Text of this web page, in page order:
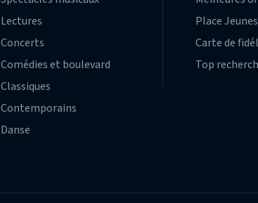
Lectures
Concerts
Comédies et boulevard
Classiques
Contemporains
Danse
Place Jeunes
Carte de
Top